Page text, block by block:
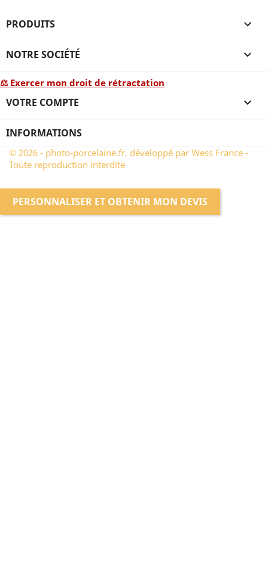
PRODUITS 
NOTRE SOCIÉTÉ 
⚖ Exercer mon droit de rétractation
VOTRE COMPTE 
INFORMATIONS
© 2026 - photo-porcelaine.fr, développé par Wess France -
Toute reproduction interdite
PERSONNALISER ET OBTENIR MON DEVIS